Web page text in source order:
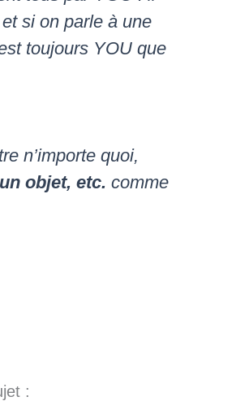
si on parle à une
toujours YOU que
n’importe quoi,
objet, etc. comme
: